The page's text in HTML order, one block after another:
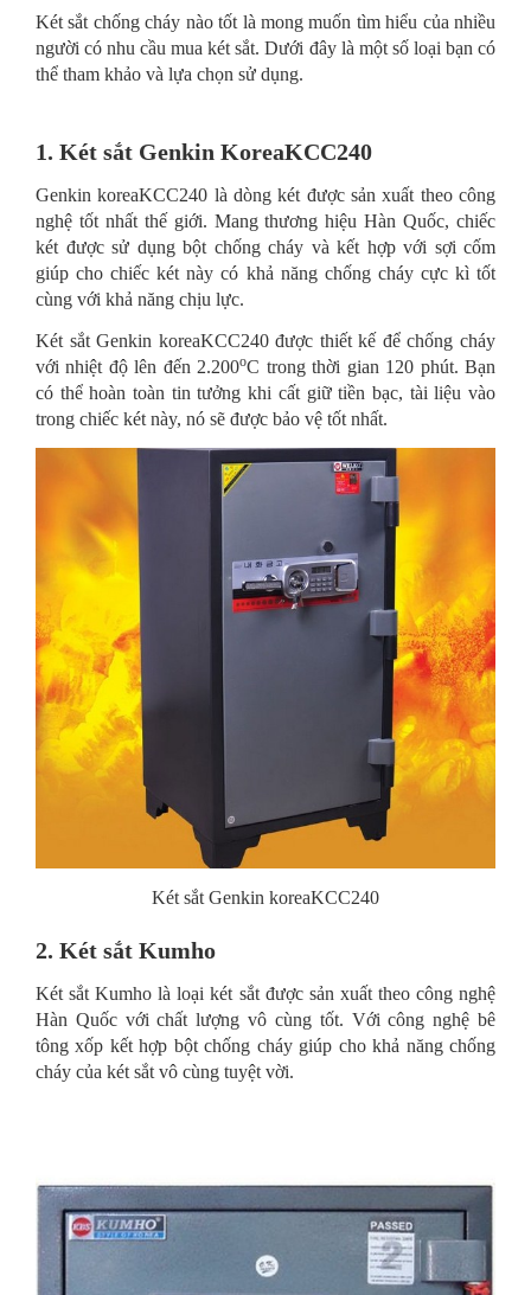
Két sắt chống cháy nào tốt là mong muốn tìm hiểu của nhiều
người có nhu cầu mua két sắt. Dưới đây là một số loại bạn có
thể tham khảo và lựa chọn sử dụng.
1. Két sắt Genkin KoreaKCC240
Genkin koreaKCC240 là dòng két được sản xuất theo công
nghệ tốt nhất thế giới. Mang thương hiệu Hàn Quốc, chiếc
két được sử dụng bột chống cháy và kết hợp với sợi cốm
giúp cho chiếc két này có khả năng chống cháy cực kì tốt
cùng với khả năng chịu lực.
Két sắt Genkin koreaKCC240 được thiết kế để chống cháy
với nhiệt độ lên đến 2.200oC trong thời gian 120 phút. Bạn
có thể hoàn toàn tin tưởng khi cất giữ tiền bạc, tài liệu vào
trong chiếc két này, nó sẽ được bảo vệ tốt nhất.
Két sắt Genkin koreaKCC240
2. Két sắt Kumho
Két sắt Kumho là loại két sắt được sản xuất theo công nghệ
Hàn Quốc với chất lượng vô cùng tốt. Với công nghệ bê
tông xốp kết hợp bột chống cháy giúp cho khả năng chống
cháy của két sắt vô cùng tuyệt vời.